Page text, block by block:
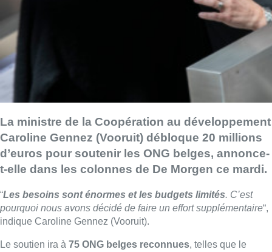
La ministre de la Coopération au développement
Caroline Gennez (Vooruit) débloque 20 millions
d’euros pour soutenir les ONG belges, annonce-
t-elle dans les colonnes de De Morgen ce mardi.
“Les besoins sont énormes et les budgets limités. C’est
pourquoi nous avons décidé de faire un effort supplémentaire“,
indique Caroline Gennez (Vooruit).
Le soutien ira à 75 ONG belges reconnues, telles que le